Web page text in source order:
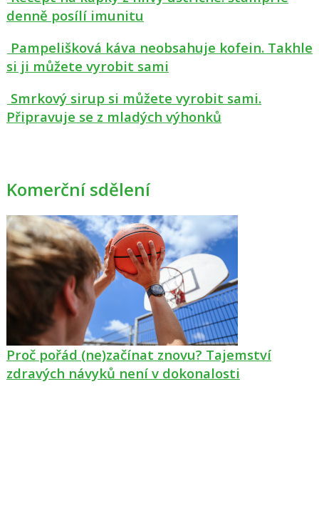
denně posílí imunitu
Pampelišková káva neobsahuje kofein. Takhle
si ji můžete vyrobit sami
Smrkový sirup si můžete vyrobit sami.
Připravuje se z mladých výhonků
Komerční sdělení
Proč pořád (ne)začínat znovu? Tajemství
zdravých návyků není v dokonalosti